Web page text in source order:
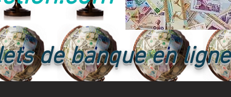
de banque en ligne